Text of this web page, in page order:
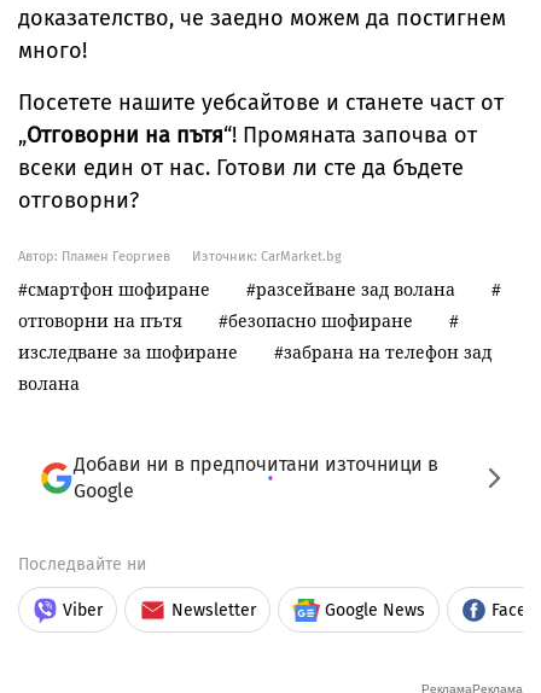
доказателство, че заедно можем да постигнем
много!
Посетете нашите уебсайтове и станете част от
„Отговорни на пътя“! Промяната започва от
всеки един от нас. Готови ли сте да бъдете
отговорни?
Автор: Пламен Георгиев Източник: CarMarket.bg
смартфон шофиране
разсейване зад волана
отговорни на пътя
безопасно шофиране
изследване за шофиране
забрана на телефон зад
волана
Добави ни в предпочитани източници в
Google
Последвайте ни
Viber Newsletter Google News